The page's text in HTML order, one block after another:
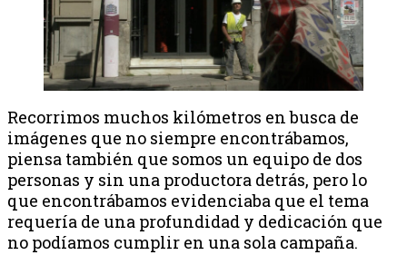
Recorrimos muchos kilómetros en busca de
imágenes que no siempre encontrábamos,
piensa también que somos un equipo de dos
personas y sin una productora detrás, pero lo
que encontrábamos evidenciaba que el tema
requería de una profundidad y dedicación que
no podíamos cumplir en una sola campaña.